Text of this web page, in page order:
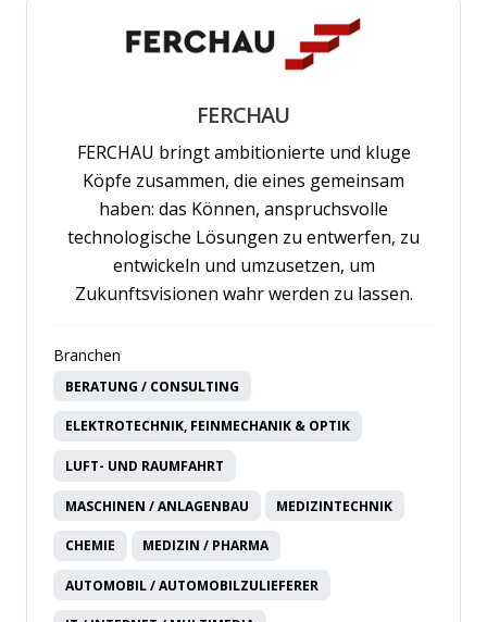
FERCHAU
FERCHAU bringt ambitionierte und kluge
Köpfe zusammen, die eines gemeinsam
haben: das Können, anspruchsvolle
technologische Lösungen zu entwerfen, zu
entwickeln und umzusetzen, um
Zukunftsvisionen wahr werden zu lassen.
Branchen
BERATUNG / CONSULTING
ELEKTROTECHNIK, FEINMECHANIK & OPTIK
LUFT- UND RAUMFAHRT
MASCHINEN / ANLAGENBAU MEDIZINTECHNIK
CHEMIE MEDIZIN / PHARMA
AUTOMOBIL / AUTOMOBILZULIEFERER